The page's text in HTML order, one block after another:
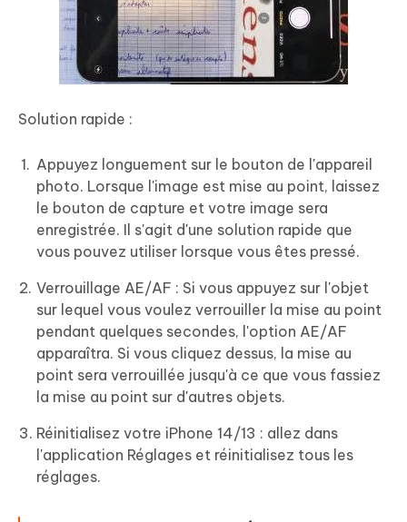
Solution rapide :
Appuyez longuement sur le bouton de l'appareil
photo. Lorsque l'image est mise au point, laissez
le bouton de capture et votre image sera
enregistrée. Il s'agit d'une solution rapide que
vous pouvez utiliser lorsque vous êtes pressé.
Verrouillage AE/AF : Si vous appuyez sur l'objet
sur lequel vous voulez verrouiller la mise au point
pendant quelques secondes, l'option AE/AF
apparaîtra. Si vous cliquez dessus, la mise au
point sera verrouillée jusqu'à ce que vous fassiez
la mise au point sur d'autres objets.
Réinitialisez votre iPhone 14/13 : allez dans
l'application Réglages et réinitialisez tous les
réglages.